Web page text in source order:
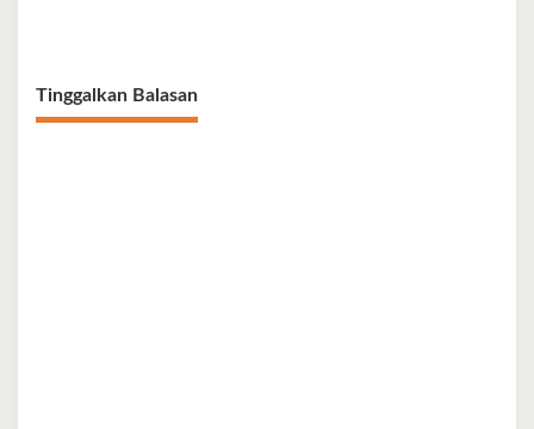
Tinggalkan Balasan